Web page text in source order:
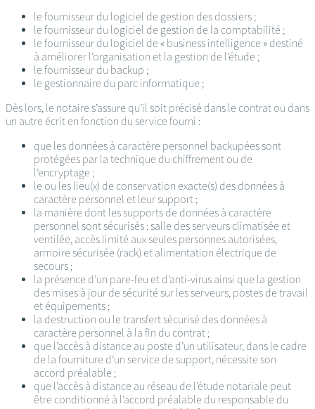
le fournisseur du logiciel de gestion des dossiers ;
le fournisseur du logiciel de gestion de la comptabilité ;
le fournisseur du logiciel de « business intelligence » destiné
à améliorer l’organisation et la gestion de l’étude ;
le fournisseur du backup ;
le gestionnaire du parc informatique ;
Dès lors, le notaire s’assure qu’il soit précisé dans le contrat ou dans
un autre écrit en fonction du service fourni :
que les données à caractère personnel backupées sont
protégées par la technique du chiffrement ou de
l’encryptage ;
le ou les lieu(x) de conservation exacte(s) des données à
caractère personnel et leur support ;
la manière dont les supports de données à caractère
personnel sont sécurisés : salle des serveurs climatisée et
ventilée, accès limité aux seules personnes autorisées,
armoire sécurisée (rack) et alimentation électrique de
secours ;
la présence d’un pare-feu et d’anti-virus ainsi que la gestion
des mises à jour de sécurité sur les serveurs, postes de travail
et équipements ;
la destruction ou le transfert sécurisé des données à
caractère personnel à la fin du contrat ;
que l’accès à distance au poste d’un utilisateur, dans le cadre
de la fourniture d’un service de support, nécessite son
accord préalable ;
que l’accès à distance au réseau de l’étude notariale peut
être conditionné à l’accord préalable du responsable du